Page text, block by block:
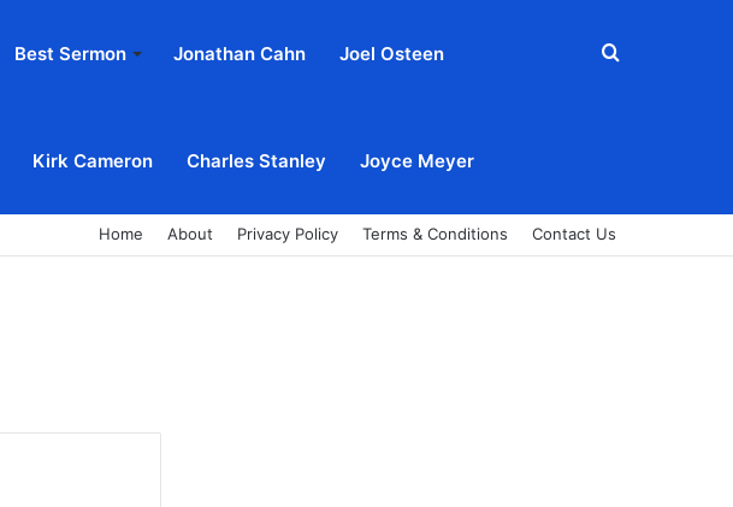
Best Sermon Jonathan Cahn Joel Osteen
Kirk Cameron Charles Stanley Joyce Meyer
Search
Home About Privacy Policy Terms & Conditions Contact Us